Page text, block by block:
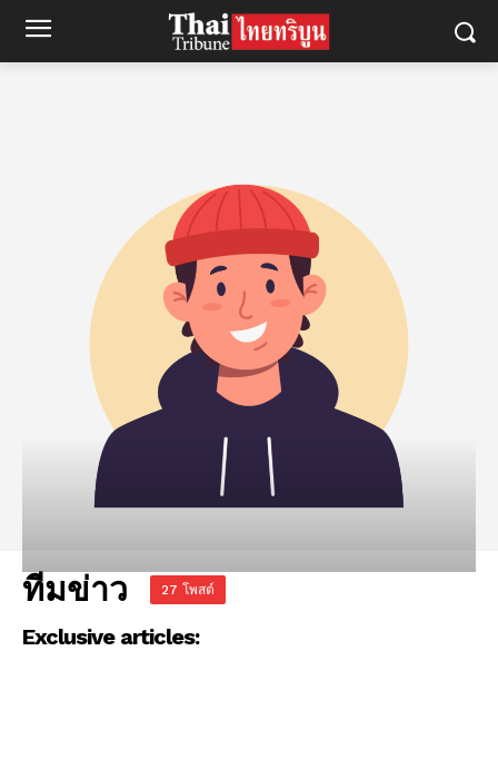
ทีมข่าว 27 โพสต์
Exclusive articles: